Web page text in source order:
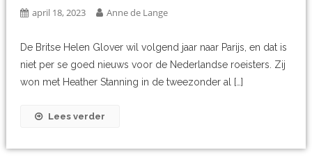
april 18, 2023 Anne de Lange
De Britse Helen Glover wil volgend jaar naar Parijs, en dat is
niet per se goed nieuws voor de Nederlandse roeisters. Zij
won met Heather Stanning in de tweezonder al […]
Lees verder